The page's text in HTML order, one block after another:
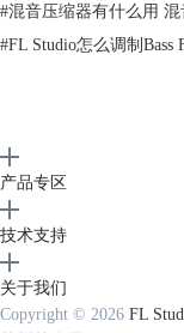
图2：
过中心点的直线，像这
果。
右击可以增加拐点进行
同模式。
底部的磁铁功能（Snap
#混音压缩器有什么用
#FL Studio怎么调制
产品专区
技术支持
关于我们
Copyright © 2026 FL